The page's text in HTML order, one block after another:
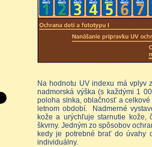
Na hodnotu UV indexu má vplyv
nadmorská výška (s každými 1
poloha slnka, oblačnosť a
letnom období. Nadmerné
kože a urýchľuje starnutie kože,
škvrny. Jedným zo spôsobov
kedy je potrebné brať do úvahy
individuálny.